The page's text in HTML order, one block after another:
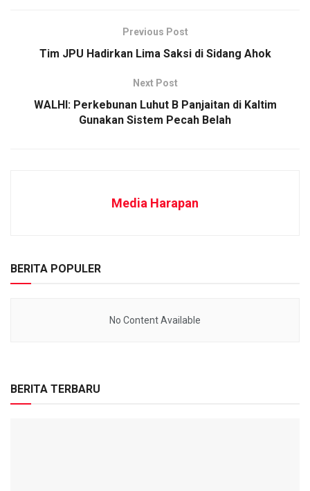
Previous Post
Tim JPU Hadirkan Lima Saksi di Sidang Ahok
Next Post
WALHI: Perkebunan Luhut B Panjaitan di Kaltim
Gunakan Sistem Pecah Belah
Media Harapan
BERITA POPULER
No Content Available
BERITA TERBARU